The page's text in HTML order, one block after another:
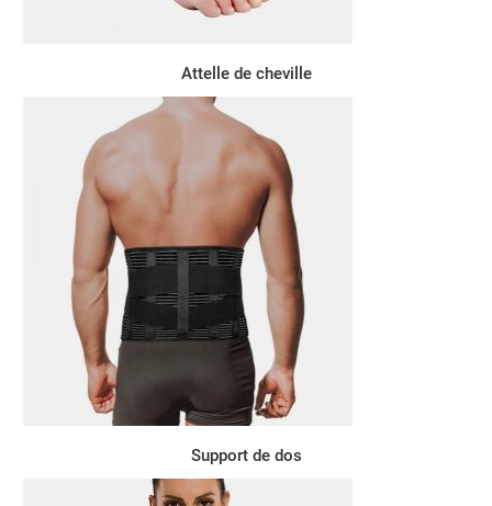
Attelle de cheville
Support de dos